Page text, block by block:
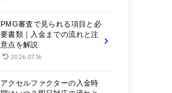
PMG審査で見られる項目と必
要書類｜入金までの流れと注
意点を解説
2026.07.16
アクセルファクターの入金時